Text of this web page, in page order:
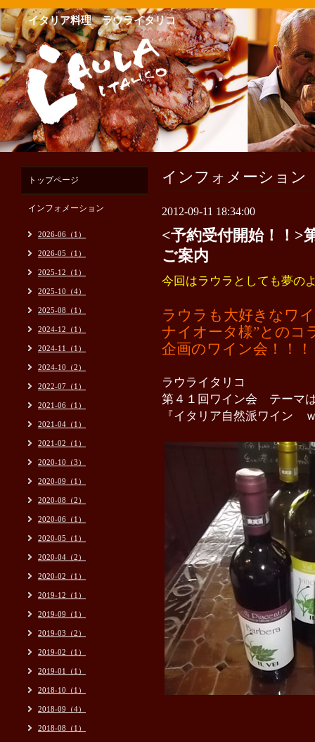
イタリア料理 ラウライタリコ
インフォメーション
2012-09-11 18:34:00
<予約受付開始！！
ご案内
今回はラウラとしても夢の
ラウラも大好きなワ
ナイオータ様”とのコ
企画のワイン会！！！
ラウライタリコ
第４１回ワイン会 テーマ
『イタリア自然派ワイン
トップページ
インフォメーション
2026-06（1）
2026-05（1）
2025-12（1）
2025-10（4）
2025-08（1）
2024-12（1）
2024-11（1）
2024-10（2）
2022-07（1）
2021-06（1）
2021-04（1）
2021-02（1）
2020-10（3）
2020-09（1）
2020-08（2）
2020-06（1）
2020-05（1）
2020-04（2）
2020-02（1）
2019-12（1）
2019-09（1）
2019-03（2）
2019-02（1）
2019-01（1）
2018-10（1）
2018-09（4）
2018-08（1）